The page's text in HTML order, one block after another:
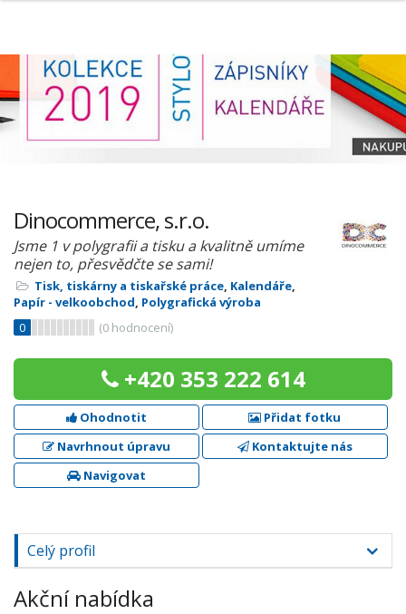
Dinocommerce, s.r.o.
Jsme 1 v polygrafii a tisku a kvalitně umíme
nejen to, přesvědčte se sami!
Tisk, tiskárny a tiskařské práce, Kalendáře,
Papír - velkoobchod, Polygrafická výroba
0
(0 hodnocení)
+420 353 222 614
Ohodnotit
Přidat fotku
Navrhnout úpravu
Kontaktujte nás
Navigovat
Celý profil
Akční nabídka